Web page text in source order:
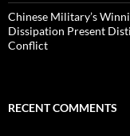
Chinese Military’s
Dissipation Present
Conflict
RECENT COMMENTS